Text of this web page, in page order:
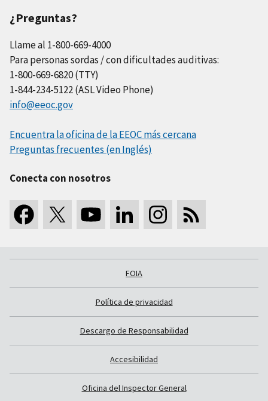
¿Preguntas?
Llame al 1-800-669-4000
Para personas sordas / con dificultades auditivas:
1-800-669-6820 (TTY)
1-844-234-5122 (ASL Video Phone)
info@eeoc.gov
Encuentra la oficina de la EEOC más cercana
Preguntas frecuentes (en Inglés)
Conecta con nosotros
FOIA
Política de privacidad
Descargo de Responsabilidad
Accesibilidad
Oficina del Inspector General